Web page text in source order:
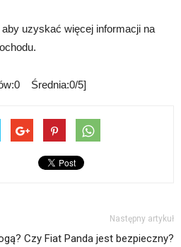
aby uzyskać więcej informacji na
Średnia:0/5]
Następny artykuł
Czy Fiat Panda jest bezpieczny?